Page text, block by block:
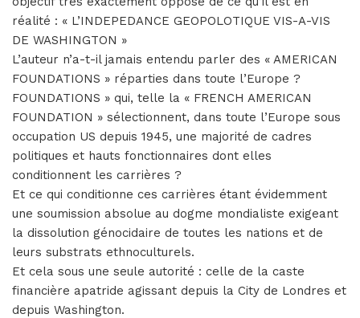
réalité : « L’INDEPEDANCE GEOPOLOTIQUE VIS-A-VIS
DE WASHINGTON »
L’auteur n’a-t-il jamais entendu parler des « AMERICAN
FOUNDATIONS » réparties dans toute l’Europe ?
FOUNDATIONS » qui, telle la « FRENCH AMERICAN
FOUNDATION » sélectionnent, dans toute l’Europe sous
occupation US depuis 1945, une majorité de cadres
politiques et hauts fonctionnaires dont elles
conditionnent les carrières ?
Et ce qui conditionne ces carrières étant évidemment
une soumission absolue au dogme mondialiste exigeant
la dissolution génocidaire de toutes les nations et de
leurs substrats ethnoculturels.
Et cela sous une seule autorité : celle de la caste
financière apatride agissant depuis la City de Londres et
depuis Washington.